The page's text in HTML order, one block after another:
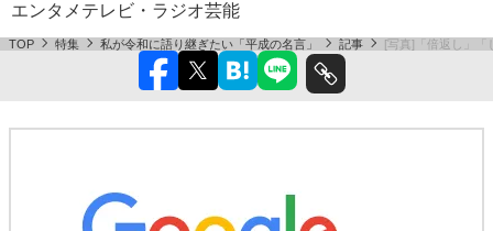
エンタメ テレビ・ラジオ芸能
TOP 特集 私が令和に語り継ぎたい「平成の名言」 記事 [写真]「倍返し」「